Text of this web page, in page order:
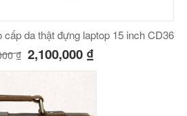
da thật đựng laptop 15 inch CD36
₫ 2,100,000 ₫